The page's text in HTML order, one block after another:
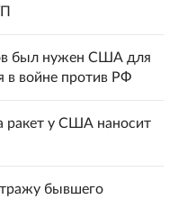
был нужен США для
в войне против РФ
ракет у США наносит
бывшего